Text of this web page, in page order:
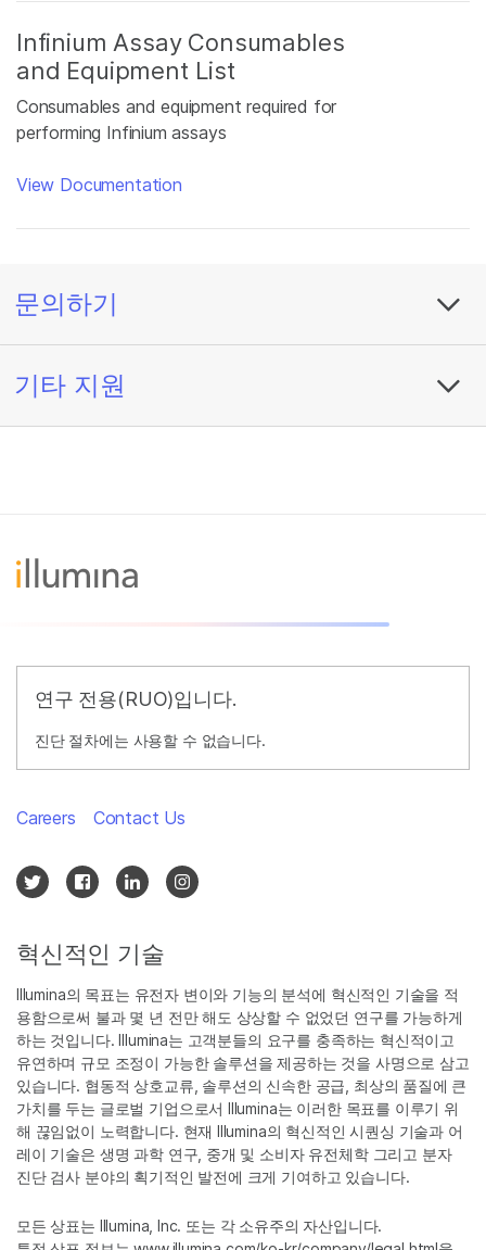
Infinium Assay Consumables
and Equipment List
Consumables and equipment required for
performing Infinium assays
View Documentation
문의하기
기타 지원
연구 전용(RUO)입니다.
진단 절차에는 사용할 수 없습니다.
혁신적인 기술
Illumina의 목표는 유전자 변이와 기능의 분석에 혁신적인 기술을 적
용함으로써 불과 몇 년 전만 해도 상상할 수 없었던 연구를 가능하게
하는 것입니다. Illumina는 고객분들의 요구를 충족하는 혁신적이고
유연하며 규모 조정이 가능한 솔루션을 제공하는 것을 사명으로 삼고
있습니다. 협동적 상호교류, 솔루션의 신속한 공급, 최상의 품질에 큰
가치를 두는 글로벌 기업으로서 Illumina는 이러한 목표를 이루기 위
해 끊임없이 노력합니다. 현재 Illumina의 혁신적인 시퀀싱 기술과 어
레이 기술은 생명 과학 연구, 중개 및 소비자 유전체학 그리고 분자
진단 검사 분야의 획기적인 발전에 크게 기여하고 있습니다.
모든 상표는 Illumina, Inc. 또는 각 소유주의 자산입니다.
Careers Contact Us